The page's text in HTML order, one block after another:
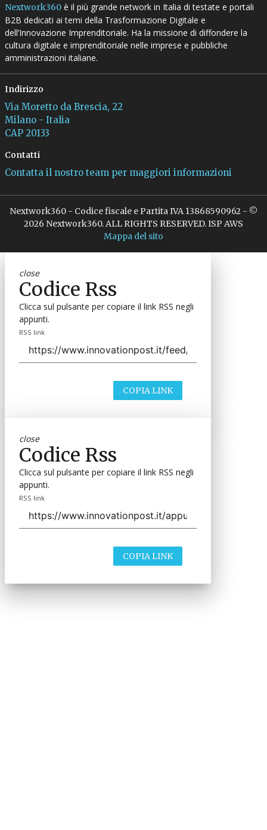
Nextwork360è il più grande network in Italia di testate e portali
B2B dedicati ai temi della Trasformazione Digitale e
dell’Innovazione Imprenditoriale. Ha la missione di diffondere la
cultura digitale e imprenditoriale nelle imprese e pubbliche
amministrazioni italiane.
Indirizzo
Via Moretto da Brescia, 22
Milano - Italia
CAP 20133
Contatti
Contatta il nostro team per maggiori informazioni
Nextwork360 - Codice fiscale e Partita IVA 13868590962 - ©
2026 Nextwork360. ALL RIGHTS RESERVED. ISP AWS
Mappa del sito
close
Codice Rss
Clicca sul pulsante per copiare il link RSS negli
appunti.
RSS link
COPIA LINK
close
Codice Rss
Clicca sul pulsante per copiare il link RSS negli
appunti.
RSS link
COPIA LINK